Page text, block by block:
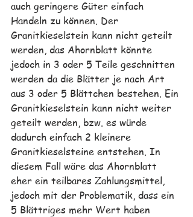
auch geringere Güter einfach
Handeln zu können. Der
Granitkieselstein kann nicht geteilt
werden, das Ahornblatt könnte
jedoch in 3 oder 5 Teile geschnitten
werden da die Blätter je nach Art
aus 3 oder 5 Blättchen bestehen. Ein
Granitkieselstein kann nicht weiter
geteilt werden, bzw. es würde
dadurch einfach 2 kleinere
Granitkieselsteine entstehen. In
diesem Fall wäre das Ahornblatt
eher ein teilbares Zahlungsmittel,
jedoch mit der Problematik, dass ein
5 Blättriges mehr Wert haben